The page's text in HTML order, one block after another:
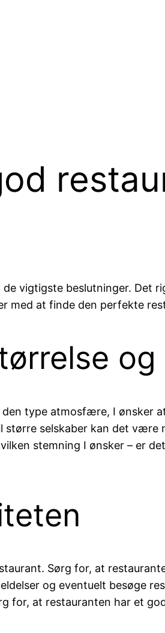
vigtigste beslutninger. Det
med at finde den perfekte
type atmosfære, I ønsker
selskaber kan det være
stemning I ønsker – er
Sørg for, at
og eventuelt besøge
for, at restauranten har et